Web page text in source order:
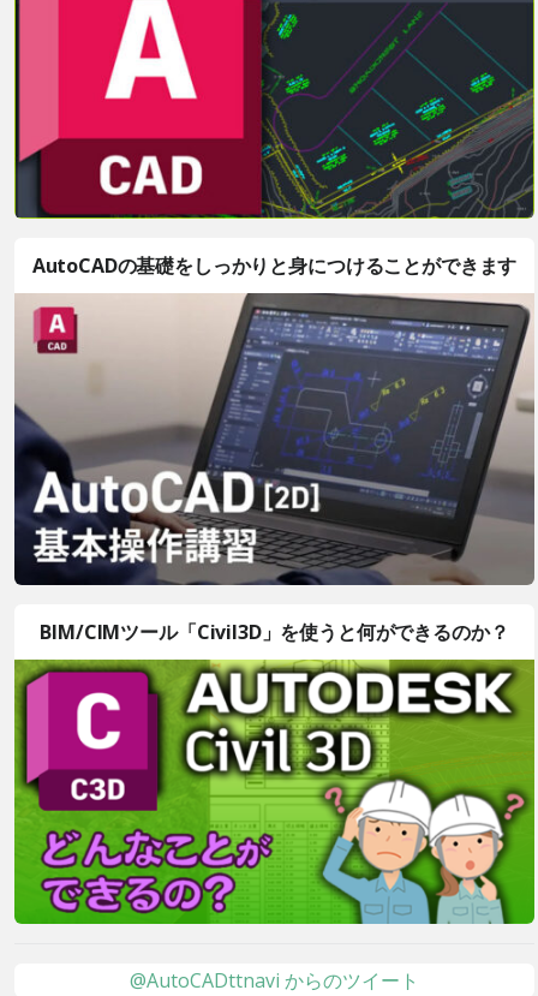
AutoCADの基礎をしっかりと身につけることができます
BIM/CIMツール「Civil3D」を使うと何ができるのか？
@AutoCADttnavi からのツイート